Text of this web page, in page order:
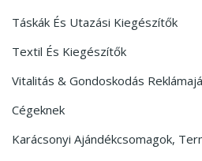
Táskák És Utazási Kiegészítők
Textil És Kiegészítők
Vitalitás & Gondoskodás
Cégeknek
Karácsonyi Ajándékcsomagok,